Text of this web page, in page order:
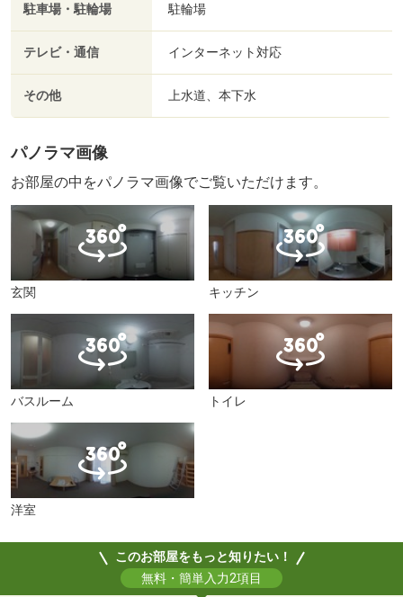
駐車場・駐輪場 駐輪場
テレビ・通信 インターネット対応
その他 上水道、本下水
パノラマ画像
お部屋の中をパノラマ画像でご覧いただけます。
玄関 キッチン
バスルーム トイレ
洋室
このお部屋をもっと知りたい！
無料・簡単入力2項目